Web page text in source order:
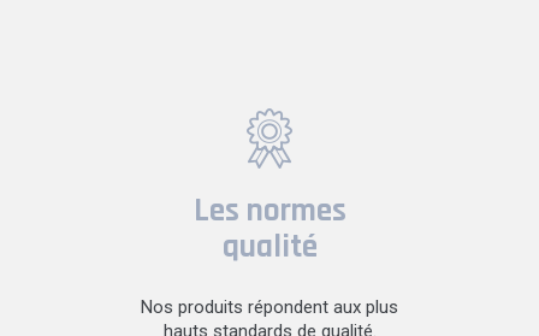
Les normes
qualité
Nos produits répondent aux plus
hauts standards de qualité.